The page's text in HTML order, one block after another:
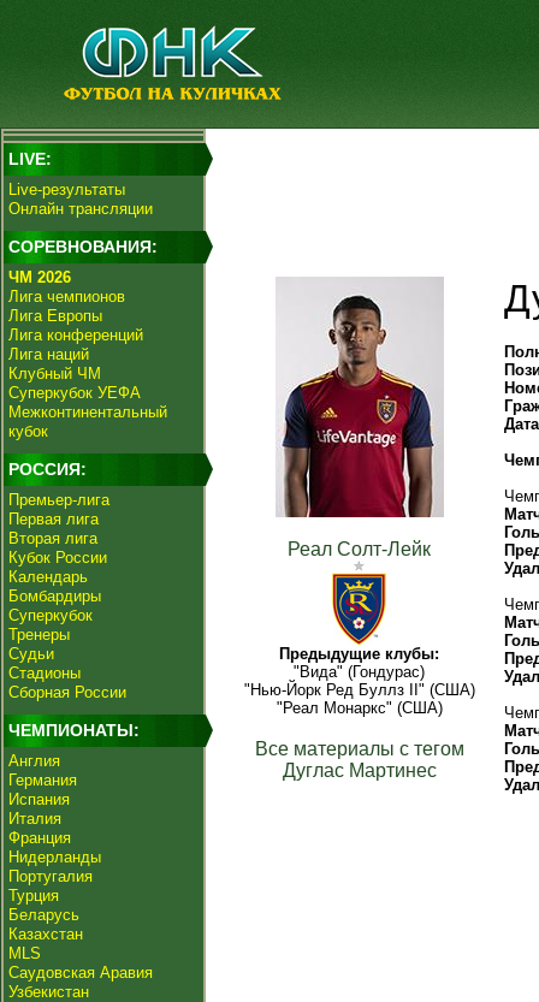
LIVE:
Live-результаты
Онлайн трансляции
СОРЕВНОВАНИЯ:
ЧМ 2026
Лига чемпионов
Лига Европы
Лига конференций
Лига наций
Клубный ЧМ
Суперкубок УЕФА
Межконтинентальный
кубок
РОССИЯ:
Премьер-лига
Первая лига
Вторая лига
Кубок России
Календарь
Бомбардиры
Суперкубок
Тренеры
Судьи
Стадионы
Сборная России
ЧЕМПИОНАТЫ:
Англия
Германия
Испания
Италия
Франция
Нидерланды
Португалия
Турция
Беларусь
Казахстан
MLS
Саудовская Аравия
Узбекистан
Реал Солт-Лейк
Предыдущие клубы:
"Вида" (Гондурас)
"Нью-Йорк Ред Буллз II" (США)
"Реал Монаркс" (США)
Все материалы с тегом
Дуглас Мартинес